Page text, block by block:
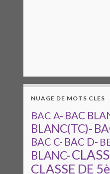
NUAGE DE MOTS CLES
BAC A- BAC
BLANC(TC)-
BAC C- BAC D-
BLANC-
CLASSE DE